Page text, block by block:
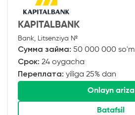
KAPITALBANK
Bank, Litsenziya №
Сумма займа: 50 000 000 so'm
Срок: 24 oygacha
Переплата: yiliga 25% dan
Onlayn ariza
Batafsil